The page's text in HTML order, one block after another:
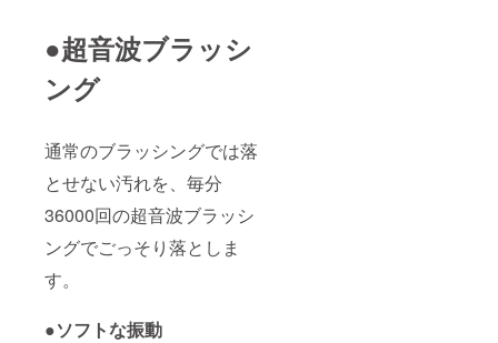
●超音波ブラッシ
ング
通常のブラッシングでは落
とせない汚れを、毎分
36000回の超音波ブラッシ
ングでごっそり落としま
す。
●ソフトな振動